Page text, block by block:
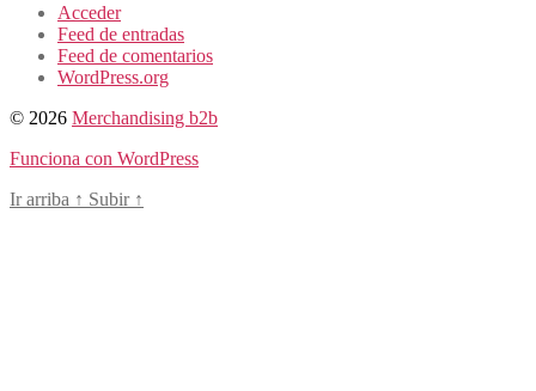
Acceder
Feed de entradas
Feed de comentarios
WordPress.org
© 2026 Merchandising b2b
Funciona con WordPress
Ir arriba ↑ Subir ↑